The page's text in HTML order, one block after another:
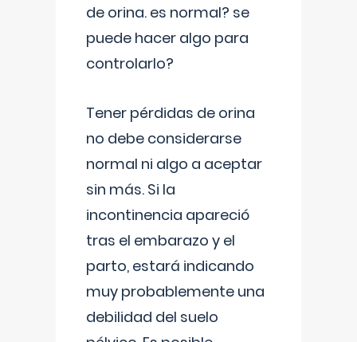
de orina. es normal? se
puede hacer algo para
controlarlo?
Tener pérdidas de orina
no debe considerarse
normal ni algo a aceptar
sin más. Si la
incontinencia apareció
tras el embarazo y el
parto, estará indicando
muy probablemente una
debilidad del suelo